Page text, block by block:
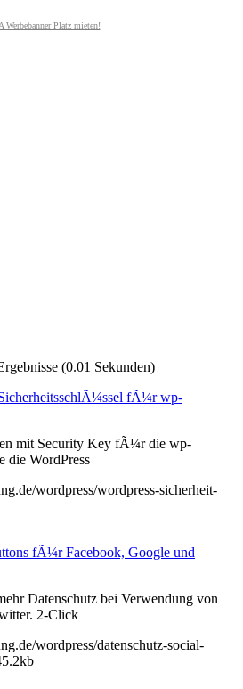
Werbebanner Platz mieten!
(0.01 Sekunden)
fÃ¼r wp-
mit Security Key fÃ¼r die wp-
die WordPress
wordpress/wordpress-sicherheit-
fÃ¼r Facebook, Google und
Datenschutz bei Verwendung von
2-Click
wordpress/datenschutz-social-